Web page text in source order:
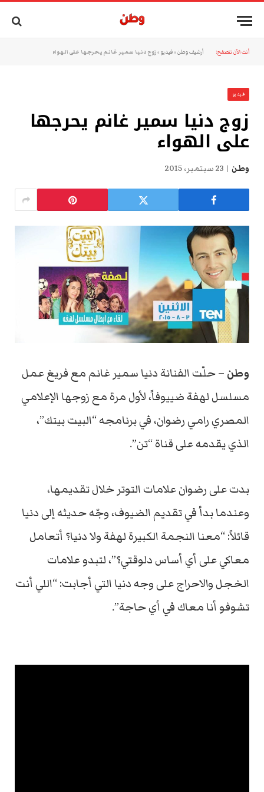
أنت الآن تتصفح: أرشيف وطن »فيديو »زوج دنيا سمير غانم يحرجها على الهواء
فيديو
زوج دنيا سمير غانم يحرجها
على الهواء
وطن 23 سبتمبر، 2015
وطن – حلّت الفنانة دنيا سمير غانم مع فريغ عمل
مسلسل لهفة ضييوفاً، لأول مرة مع زوجها الإعلامي
المصري رامي رضوان، في برنامجه “البيت بيتك”،
الذي يقدمه على قناة “تن”.
بدت على رضوان علامات التوتر خلال تقديمها،
وعندما بدأ في تقديم الضيوف، وجّه حديثه إلى دنيا
قائلاً: “معنا النجمة الكبيرة لهفة ولا دنيا؟ أتعامل
معاكي على أي أساس دلوقتي؟”، لتبدو علامات
الخجل والاحراج على وجه دنيا التي أجابت: “اللي أنت
تشوفو أنا معاك في أي حاجة”.